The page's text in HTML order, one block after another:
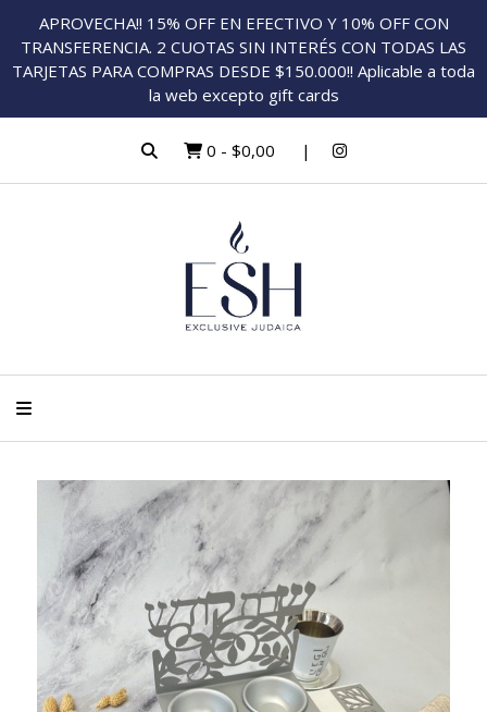
APROVECHA!! 15% OFF EN EFECTIVO Y 10% OFF CON
TRANSFERENCIA. 2 CUOTAS SIN INTERÉS CON TODAS LAS
TARJETAS PARA COMPRAS DESDE $150.000!! Aplicable a toda
la web excepto gift cards
0 - $0,00